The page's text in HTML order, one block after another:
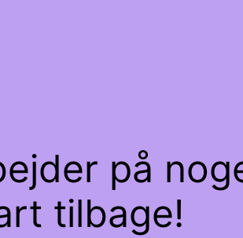
på
tilbage!